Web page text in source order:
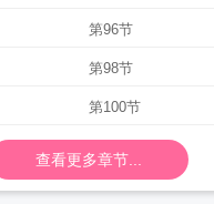
第96节
第98节
第100节
查看更多章节...